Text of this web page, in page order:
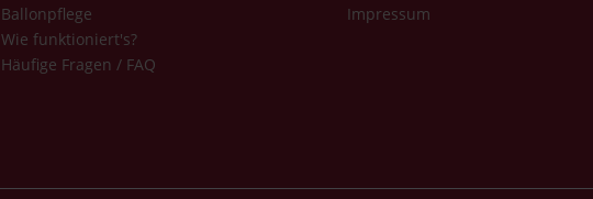
Ballonpflege
Wie funktioniert's?
Häufige Fragen / FAQ
Impressum